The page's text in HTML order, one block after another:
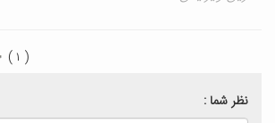
( ۱ )
نظر شما :